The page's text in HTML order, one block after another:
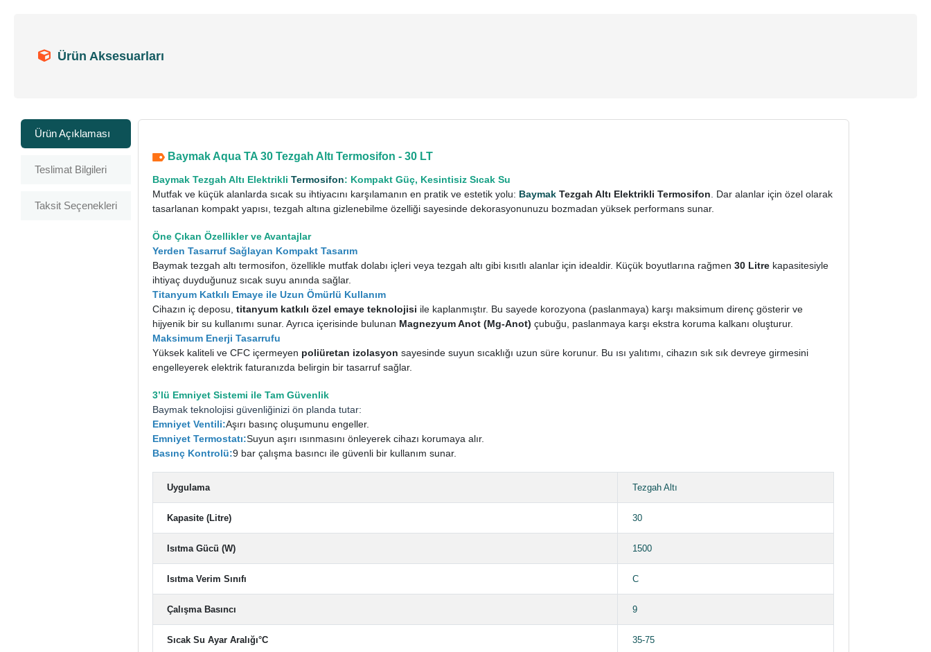
Ürün Aksesuarları
Ürün Açıklaması
Teslimat Bilgileri
Taksit Seçenekleri
Baymak Aqua TA 30 Tezgah Altı Termosifon - 30 LT
Baymak Tezgah Altı ElektrikliTermosifon: Kompakt Güç, Kesintisiz Sıcak Su
Mutfak ve küçük alanlarda sıcak su ihtiyacını karşılamanın en pratik ve estetik yolu: Baymak Tezgah Altı Elektrikli Termosifon . Dar alanlar için özel olarak
tasarlanan kompakt yapısı, tezgah altına gizlenebilme özelliği sayesinde dekorasyonunuzu bozmadan yüksek performans sunar.
Öne Çıkan Özellikler ve Avantajlar
Yerden Tasarruf Sağlayan Kompakt Tasarım
Baymak tezgah altı termosifon, özellikle mutfak dolabı içleri veya tezgah altı gibi kısıtlı alanlar için idealdir. Küçük boyutlarına rağmen30 Litre kapasitesiyle
ihtiyaç duyduğunuz sıcak suyu anında sağlar.
Titanyum Katkılı Emaye ile Uzun Ömürlü Kullanım
Cihazın iç deposu,titanyum katkılı özel emaye teknolojisi ile kaplanmıştır. Bu sayede korozyona (paslanmaya) karşı maksimum direnç gösterir ve
hijyenik bir su kullanımı sunar. Ayrıca içerisinde bulunan Magnezyum Anot (Mg-Anot) çubuğu, paslanmaya karşı ekstra koruma kalkanı oluşturur.
Maksimum Enerji Tasarrufu
Yüksek kaliteli ve CFC içermeyen poliüretan izolasyon sayesinde suyun sıcaklığı uzun süre korunur. Bu ısı yalıtımı, cihazın sık sık devreye girmesini
engelleyerek elektrik faturanızda belirgin bir tasarruf sağlar.
3’lü Emniyet Sistemi ile Tam Güvenlik
Baymak teknolojisi güvenliğinizi ön planda tutar:
Emniyet Ventili:Aşırı basınç oluşumunu engeller.
Emniyet Termostatı:Suyun aşırı ısınmasını önleyerek cihazı korumaya alır.
Basınç Kontrolü:9 bar çalışma basıncı ile güvenli bir kullanım sunar.
Uygulama Tezgah Altı
Kapasite (Litre) 30
Isıtma Gücü (W) 1500
Isıtma Verim Sınıfı C
Çalışma Basıncı 9
Sıcak Su Ayar Aralığı°C 35-75